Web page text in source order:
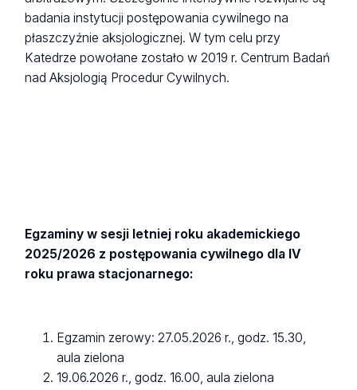
badania instytucji postępowania cywilnego na
płaszczyźnie aksjologicznej. W tym celu przy
Katedrze powołane zostało w 2019 r. Centrum Badań
nad Aksjologią Procedur Cywilnych.
Egzaminy w sesji letniej roku akademickiego
2025/2026 z postępowania cywilnego dla IV
roku prawa stacjonarnego:
Egzamin zerowy: 27.05.2026 r., godz. 15.30,
aula zielona
19.06.2026 r., godz. 16.00, aula zielona